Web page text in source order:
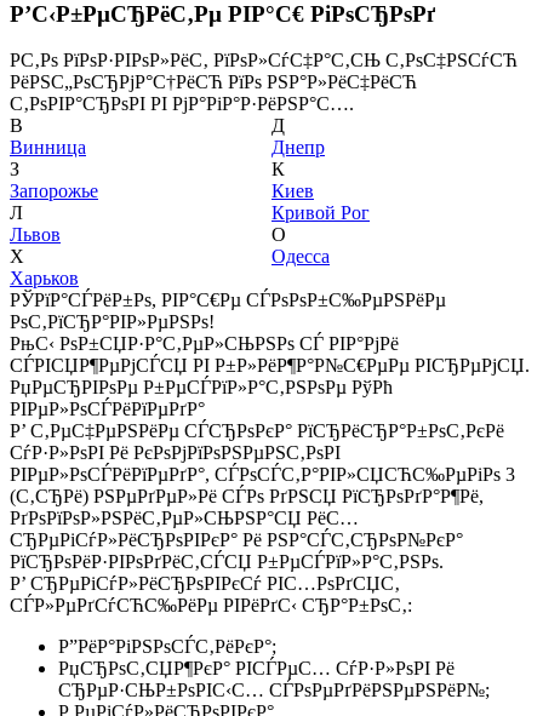
Р’С‹Р±РµСЂРёС‚Рµ РІР°С€ РіРѕСЂРѕРґ
Р­С‚Рѕ РїРѕР·РІРѕР»РёС‚ РїРѕР»СѓС‡Р°С‚СЊ С‚РѕС‡РЅСѓСЋ
РёРЅС„РѕСЂРјР°С†РёСЋ РїРѕ РЅР°Р»РёС‡РёСЋ
С‚РѕРІР°СЂРѕРІ РІ РјР°РіР°Р·РёРЅР°С….
В
Винница
З
Запорожье
Л
Львов
Х
Харьков
Д
Днепр
К
Киев
Кривой Рог
О
Одесса
РЎРїР°СЃРёР±Рѕ, РІР°С€Рµ СЃРѕРѕР±С‰РµРЅРёРµ
РѕС‚РїСЂР°РІР»РµРЅРѕ!
РњС‹ РѕР±СЏР·Р°С‚РµР»СЊРЅРѕ СЃ РІР°РјРё
СЃРІСЏР¶РµРјСЃСЏ РІ Р±Р»РёР¶Р°Р№С€РµРµ РІСЂРµРјСЏ.
РџРµСЂРІРѕРµ Р±РµСЃРїР»Р°С‚РЅРѕРµ РўРћ
РІРµР»РѕСЃРёРїРµРґР°
Р’ С‚РµС‡РµРЅРёРµ СЃСЂРѕРєР° РїСЂРёСЂР°Р±РѕС‚РєРё
СѓР·Р»РѕРІ Рё РєРѕРјРїРѕРЅРµРЅС‚РѕРІ
РІРµР»РѕСЃРёРїРµРґР°, СЃРѕСЃС‚Р°РІР»СЏСЋС‰РµРіРѕ 3
(С‚СЂРё) РЅРµРґРµР»Рё СЃРѕ РґРЅСЏ РїСЂРѕРґР°Р¶Рё,
РґРѕРїРѕР»РЅРёС‚РµР»СЊРЅР°СЏ РёС…
СЂРµРіСѓР»РёСЂРѕРІРєР° Рё РЅР°СЃС‚СЂРѕР№РєР°
РїСЂРѕРёР·РІРѕРґРёС‚СЃСЏ Р±РµСЃРїР»Р°С‚РЅРѕ.
Р’ СЂРµРіСѓР»РёСЂРѕРІРєСѓ РІС…РѕРґСЏС‚
СЃР»РµРґСѓСЋС‰РёРµ РІРёРґС‹ СЂР°Р±РѕС‚:
Р”РёР°РіРЅРѕСЃС‚РёРєР°;
РџСЂРѕС‚СЏР¶РєР° РІСЃРµС… СѓР·Р»РѕРІ Рё
СЂРµР·СЊР±РѕРІС‹С… СЃРѕРµРґРёРЅРµРЅРёР№;